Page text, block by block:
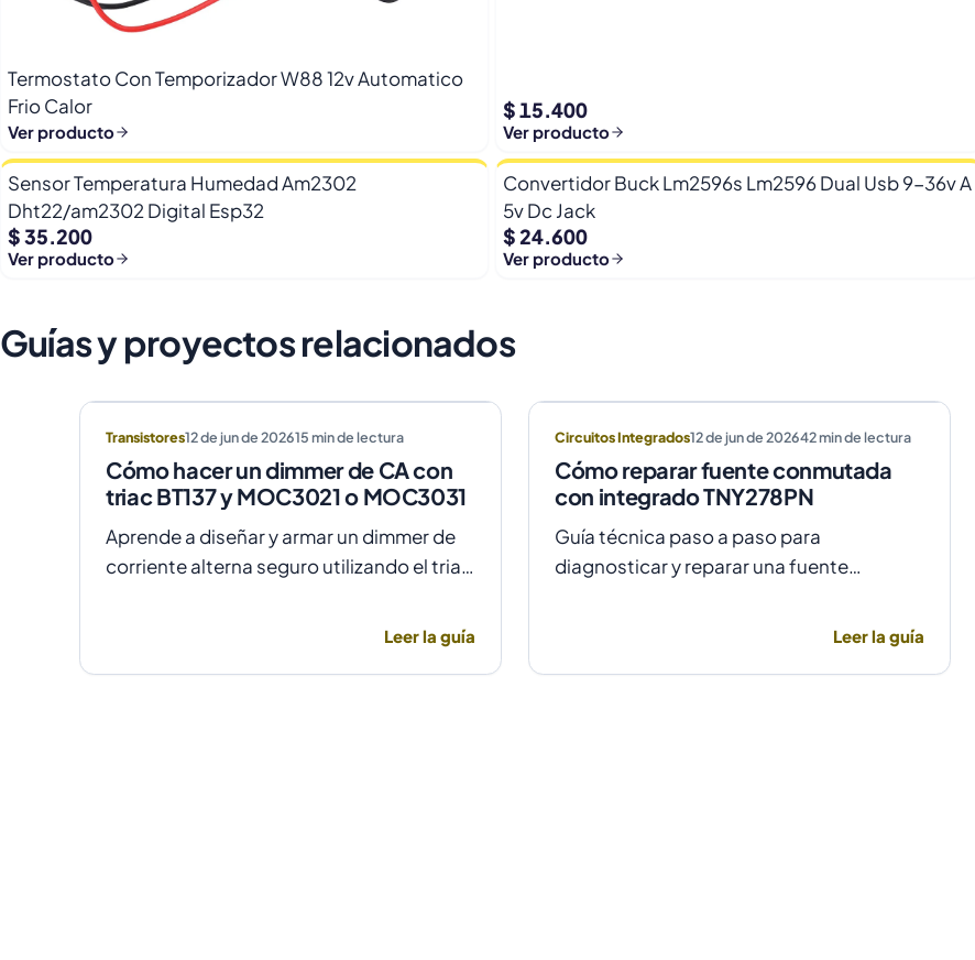
Termostato Con Temporizador W88 12v Automatico
Frio Calor
Ver producto
$ 15.400
Ver producto
Sensor Temperatura Humedad Am2302
Dht22/am2302 Digital Esp32
$ 35.200
Ver producto
Convertidor Buck Lm2596s Lm2596 Dual Usb 9-36v A
5v Dc Jack
$ 24.600
Ver producto
Guías y proyectos relacionados
Transistores12 de jun de 202615min de lectura
Cómo hacer un dimmer de CA con
triac BT137 y MOC3021 o MOC3031
Aprende a diseñar y armar un dimmer de
corriente alterna seguro utilizando el triac
MOC3031 para un control de fase preciso
Leer la guía
Circuitos Integrados12 de jun de 202642min de lectura
Cómo reparar fuente conmutada
con integrado TNY278PN
Guía técnica paso a paso para
diagnosticar y reparar una fuente
cuando no arranca o parpadea, evitando
Leer la guía